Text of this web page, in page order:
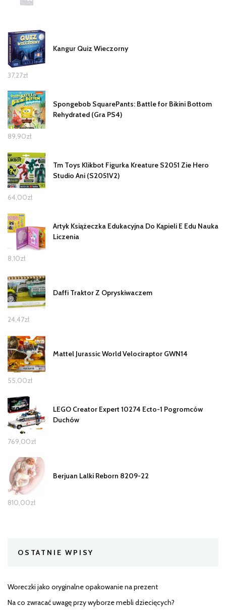
Kangur Quiz Wieczorny
37,27zł
Spongebob SquarePants: Battle for Bikini Bottom
Rehydrated (Gra PS4)
89,90zł
Tm Toys Klikbot Figurka Kreature S2051 Zie Hero
Studio Ani (S2051V2)
64,00zł
Artyk Książeczka Edukacyjna Do Kąpieli E Edu Nauka
Liczenia
8,10zł
Daffi Traktor Z Opryskiwaczem
24,47zł
Mattel Jurassic World Velociraptor GWN14
55,00zł
LEGO Creator Expert 10274 Ecto-1 Pogromców
Duchów
769,00zł
Berjuan Lalki Reborn 8209-22
810,00zł
OSTATNIE WPISY
Woreczki jako oryginalne opakowanie na prezent
Na co zwracać uwagę przy wyborze mebli dziecięcych?